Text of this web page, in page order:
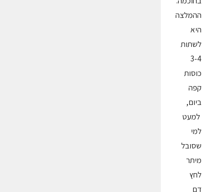
ההמלצה
היא
לשתות
3-4
כוסות
קפה
ביום,
למעט
למי
שסובל
מיתר
לחץ
דם